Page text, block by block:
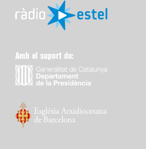
Amb el suport de: